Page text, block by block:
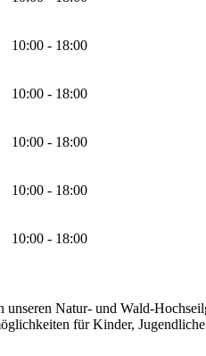
10:00 - 18:00
10:00 - 18:00
10:00 - 18:00
10:00 - 18:00
10:00 - 18:00
Natur- und Wald-
für Kinder,